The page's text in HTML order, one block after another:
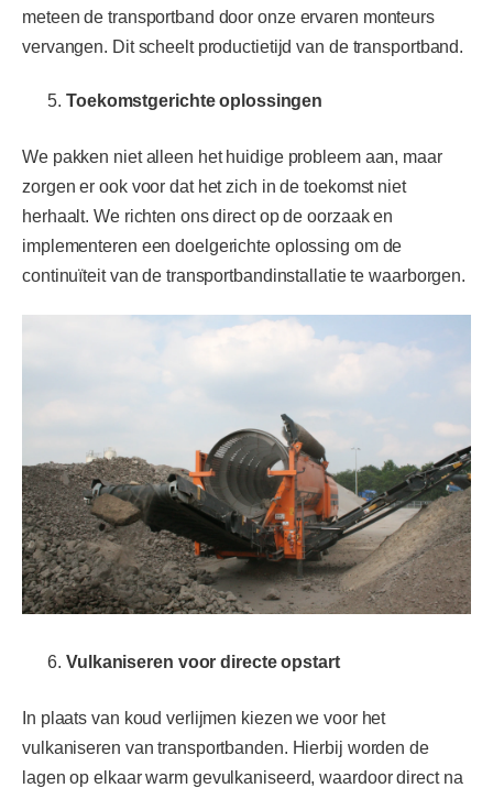
meteen de transportband door onze ervaren monteurs
vervangen. Dit scheelt productietijd van de transportband.
Toekomstgerichte oplossingen
We pakken niet alleen het huidige probleem aan, maar
zorgen er ook voor dat het zich in de toekomst niet
herhaalt. We richten ons direct op de oorzaak en
implementeren een doelgerichte oplossing om de
continuïteit van de transportbandinstallatie te waarborgen.
Vulkaniseren voor directe opstart
In plaats van koud verlijmen kiezen we voor het
vulkaniseren van transportbanden. Hierbij worden de
lagen op elkaar warm gevulkaniseerd, waardoor direct na